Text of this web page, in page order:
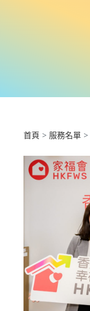
首頁 服務名單